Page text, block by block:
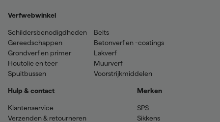
Verfwebwinkel
Schildersbenodigdheden
Gereedschappen
Grondverf en primer
Houtolie en teer
Spuitbussen
Beits
Betonverf en -coatings
Lakverf
Muurverf
Voorstrijkmiddelen
Hulp & contact
Klantenservice
Verzenden & retourneren
Merken
SPS
Sikkens